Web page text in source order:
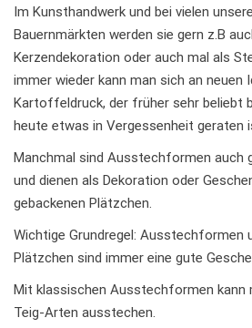
Im Kunsthandwerk und bei vielen
Bauernmärkten werden sie gern z.B
Kerzendekoration oder auch mal als
immer wieder kann man sich an neuen
Kartoffeldruck, der früher sehr beliebt
heute etwas in Vergessenheit geraten
Manchmal sind Ausstechformen auch
und dienen als Dekoration oder
gebackenen Plätzchen.
Wichtige Grundregel: Ausstechformen
Plätzchen sind immer eine gute
Mit klassischen Ausstechformen kann
Teig-Arten ausstechen.